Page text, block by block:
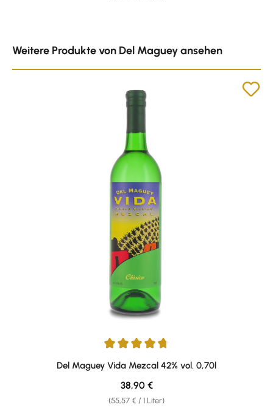
Weitere Produkte von Del Maguey ansehen
Durchschnittliche Bewertung von 4.64 von 5 Sternen
Del Maguey Vida Mezcal 42% vol. 0,70l
(55,57 € / 1 Liter)
Regulärer Preis:
38,90 €